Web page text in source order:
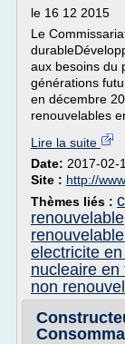
le 16 12 2015
Le
aux besoins du
générations
en décembre
renouvelables
Lire la suite
Date: 2017-02-
Site : http://
Thèmes liés :
renouvelable
electricite
nucleaire en
non